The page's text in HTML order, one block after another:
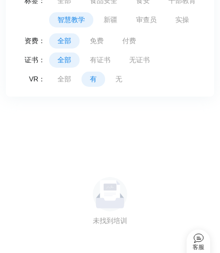
客服
智慧教学 新疆 审查员 实操
资费： 全部 免费 付费
证书： 全部 有证书 无证书
VR： 全部 有 无
未找到培训